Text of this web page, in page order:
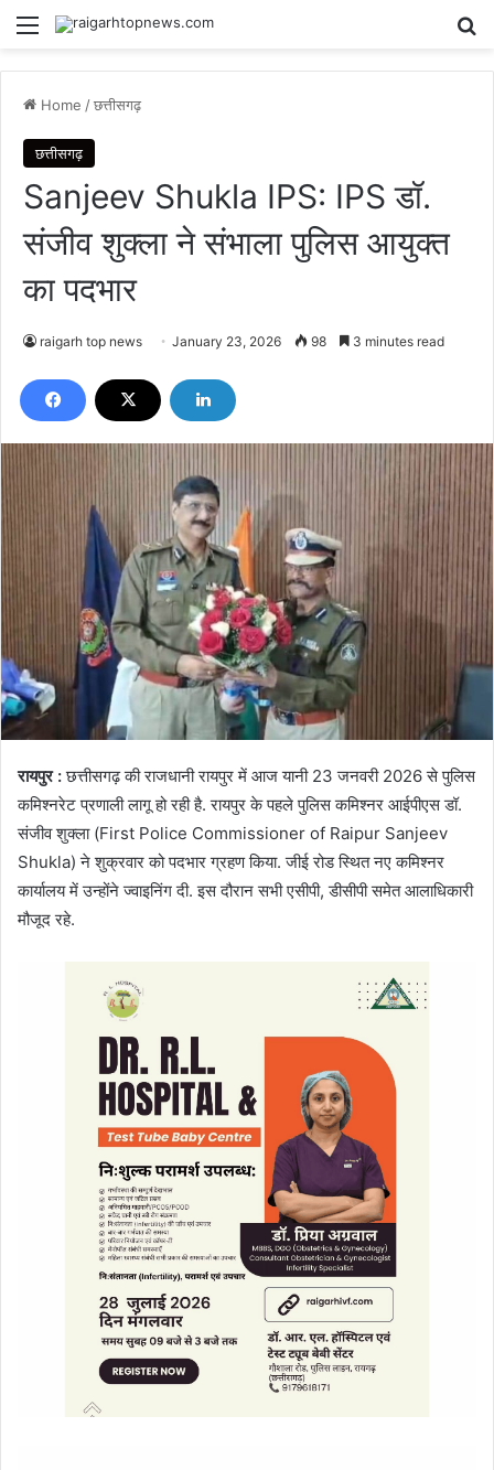
Menu
Home /छत्तीसगढ़
छत्तीसगढ़
Sanjeev Shukla IPS: IPS डॉ.
संजीव शुक्ला ने संभाला पुलिस आयुक्त
का पदभार
raigarh top news January 23, 2026 98 3 minutes read
रायपुर :छत्तीसगढ़ की राजधानी रायपुर में आज यानी 23 जनवरी 2026 से पुलिस
कमिश्नरेट प्रणाली लागू हो रही है. रायपुर के पहले पुलिस कमिश्नर आईपीएस डॉ.
संजीव शुक्ला (First Police Commissioner of Raipur Sanjeev
Shukla) ने शुक्रवार को पदभार ग्रहण किया. जीई रोड स्थित नए कमिश्नर
कार्यालय में उन्होंने ज्वाइनिंग दी. इस दौरान सभी एसीपी, डीसीपी समेत आलाधिकारी
मौजूद रहे.